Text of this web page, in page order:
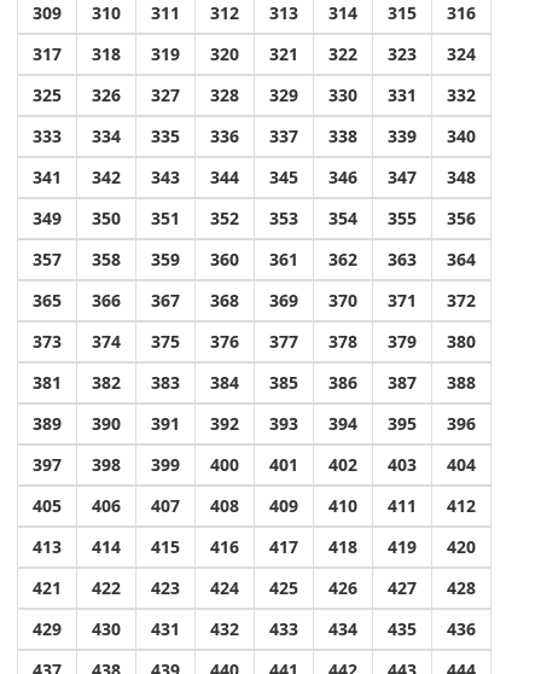
309
310 311 312 313 314 315
316
317
318 319 320 321 322 323
324
325
326 327 328 329 330 331
332
333
334 335 336 337 338 339
340
341
342 343 344 345 346 347
348
349
350 351 352 353 354 355
356
357
358 359 360 361 362 363
364
365
366 367 368 369 370 371
372
373
374 375 376 377 378 379
380
381
382 383 384 385 386 387
388
389
390 391 392 393 394 395
396
397
398 399 400 401 402 403
404
405
406 407 408 409 410 411
412
413
414 415 416 417 418 419
420
421
422 423 424 425 426 427
428
429
430 431 432 433 434 435
436